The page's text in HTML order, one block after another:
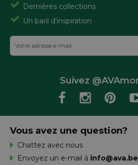
Dernières collections
Un baril d'inspiration
Suivez
Vous avez une question?
Chattez avec nous
Envoyez un e-mail à info@ava.be